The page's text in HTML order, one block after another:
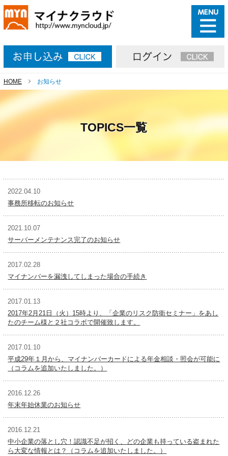
HOME お知らせ
TOPICS一覧
2022.04.10
事務所移転のお知らせ
2021.10.07
サーバーメンテナンス完了のお知らせ
2017.02.28
マイナンバーを漏洩してしまった場合の手続き
2017.01.13
2017年2月21日（火）15時より、「企業のリスク防衛セミナー」をあし
たのチーム様と２社コラボで開催致します。
2017.01.10
平成29年１月から、マイナンバーカードによる年金相談・照会が可能に
（コラムを追加いたしました。）
2016.12.26
年末年始休業のお知らせ
2016.12.21
中小企業の落とし穴！認識不足が招く、どの企業も持っている盗まれた
ら大変な情報とは？（コラムを追加いたしました。）